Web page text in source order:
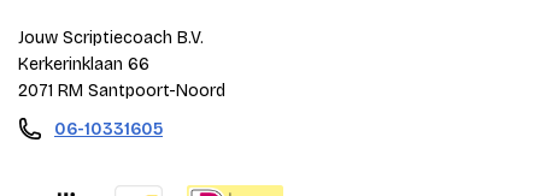
Jouw Scriptiecoach B.V.
Kerkerinklaan 66
2071 RM Santpoort-Noord
06-10331605